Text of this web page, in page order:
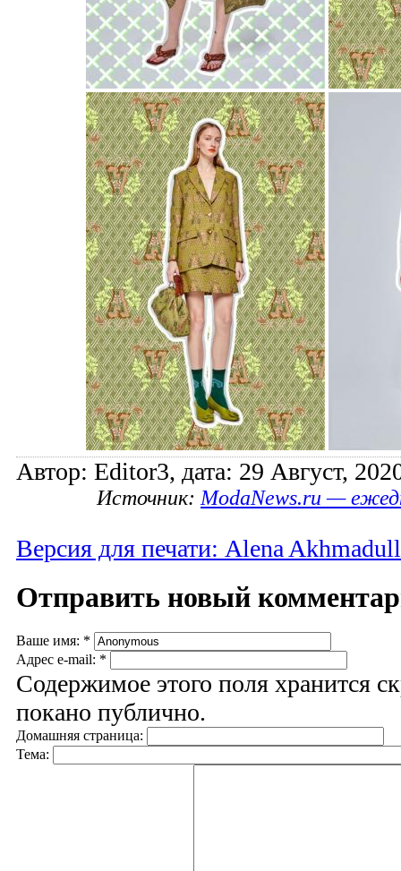
Автор: Editor3, дата: 29 Август,
Источник:ModaNews.ru —
Версия для печати: Alena
Отправить новый
Ваше имя: *
Адрес e-mail: *
Содержимое этого поля хранится
покано публично.
Домашняя страница:
Тема: